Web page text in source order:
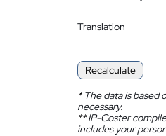
Translation
Recalculate
*The data is based
necessary.
**IP-Coster
includes your